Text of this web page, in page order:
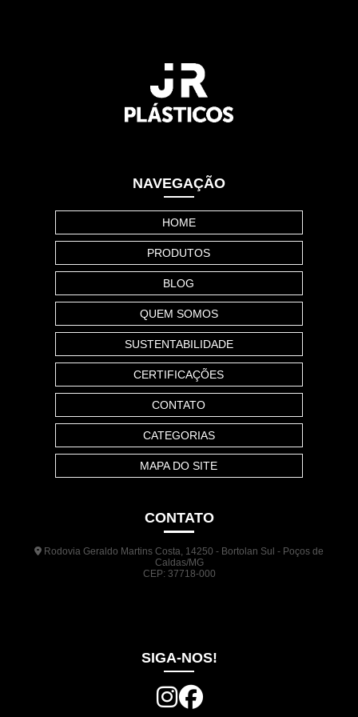
NAVEGAÇÃO
HOME
PRODUTOS
BLOG
QUEM SOMOS
SUSTENTABILIDADE
CERTIFICAÇÕES
CONTATO
CATEGORIAS
MAPA DO SITE
CONTATO
Rodovia Geraldo Martins Costa, 14250 - Bortolan Sul - Poços de
Caldas/MG
CEP: 37718-000
SIGA-NOS!